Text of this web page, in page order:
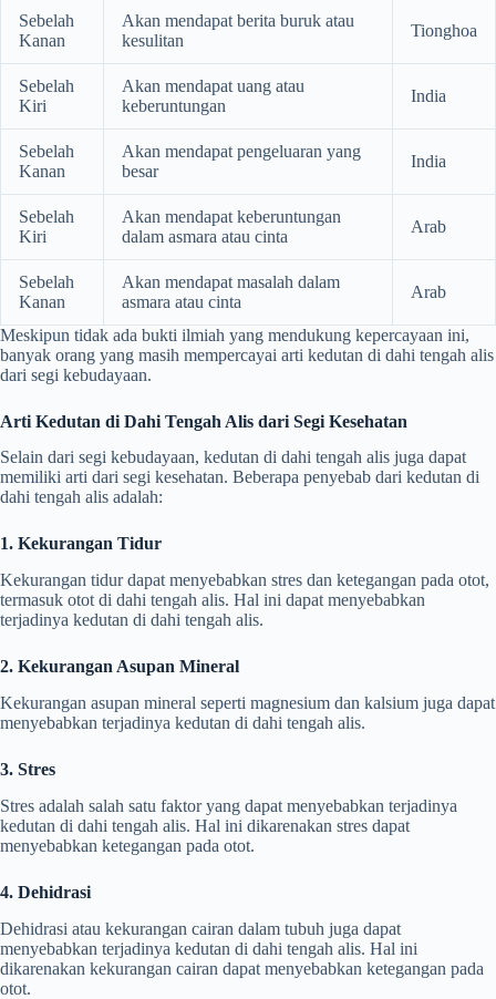
Sebelah
Kanan
Akan mendapat berita buruk atau
kesulitan
Tionghoa
Sebelah
Kiri
Akan mendapat uang atau
keberuntungan
India
Sebelah
Kanan
Akan mendapat pengeluaran yang
besar
India
Sebelah
Kiri
Akan mendapat keberuntungan
dalam asmara atau cinta
Arab
Sebelah
Kanan
Akan mendapat masalah dalam
asmara atau cinta
Arab
Meskipun tidak ada bukti ilmiah yang mendukung kepercayaan ini,
banyak orang yang masih mempercayai arti kedutan di dahi tengah alis
dari segi kebudayaan.
Arti Kedutan di Dahi Tengah Alis dari Segi Kesehatan
Selain dari segi kebudayaan, kedutan di dahi tengah alis juga dapat
memiliki arti dari segi kesehatan. Beberapa penyebab dari kedutan di
dahi tengah alis adalah:
1. Kekurangan Tidur
Kekurangan tidur dapat menyebabkan stres dan ketegangan pada otot,
termasuk otot di dahi tengah alis. Hal ini dapat menyebabkan
terjadinya kedutan di dahi tengah alis.
2. Kekurangan Asupan Mineral
Kekurangan asupan mineral seperti magnesium dan kalsium juga dapat
menyebabkan terjadinya kedutan di dahi tengah alis.
3. Stres
Stres adalah salah satu faktor yang dapat menyebabkan terjadinya
kedutan di dahi tengah alis. Hal ini dikarenakan stres dapat
menyebabkan ketegangan pada otot.
4. Dehidrasi
Dehidrasi atau kekurangan cairan dalam tubuh juga dapat
menyebabkan terjadinya kedutan di dahi tengah alis. Hal ini
dikarenakan kekurangan cairan dapat menyebabkan ketegangan pada
otot.